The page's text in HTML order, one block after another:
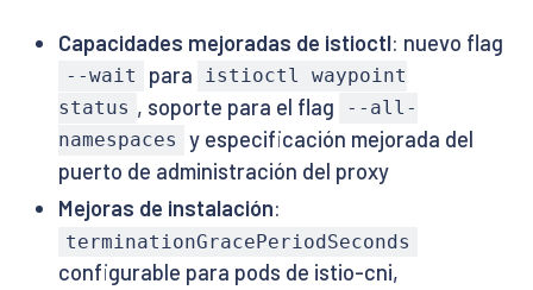
Capacidades mejoradas de istioctl: nuevo flag
--wait para
istioctl waypoint
status , soporte para el flag
--all-
namespaces
y especificación mejorada del
puerto de administración del proxy
Mejoras de instalación:
terminationGracePeriodSeconds
configurable para pods de istio-cni,